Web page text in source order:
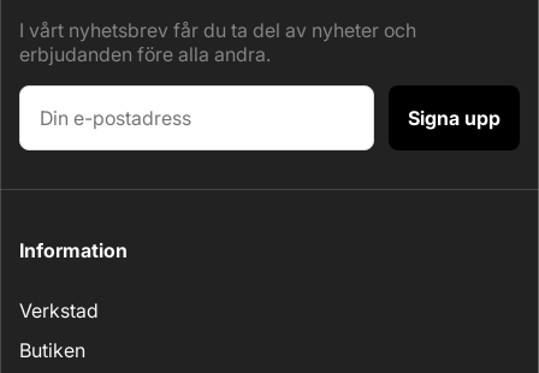
I vårt nyhetsbrev får du ta del av nyheter och
erbjudanden före alla andra.
Signa upp
Information
Verkstad
Butiken